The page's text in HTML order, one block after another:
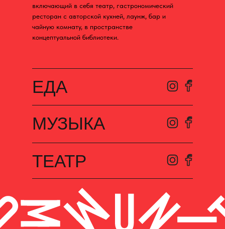
включающий в себя театр, гастрономический
ресторан с авторской кухней, лаунж, бар и
чайную комнату, в пространстве
концептуальной библиотеки.
ЕДА
МУЗЫКА
ТЕАТР